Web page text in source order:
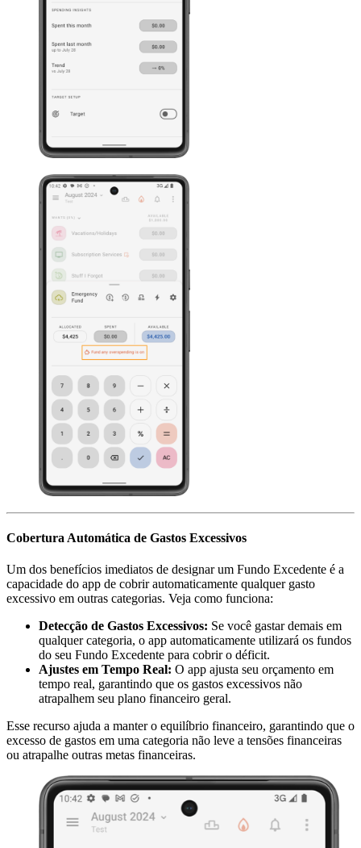
Cobertura Automática de Gastos Excessivos
Um dos benefícios imediatos de designar um Fundo Excedente é a
capacidade do app de cobrir automaticamente qualquer gasto
excessivo em outras categorias. Veja como funciona:
Detecção de Gastos Excessivos: Se você gastar demais em
qualquer categoria, o app automaticamente utilizará os fundos
do seu Fundo Excedente para cobrir o déficit.
Ajustes em Tempo Real: O app ajusta seu orçamento em
tempo real, garantindo que os gastos excessivos não
atrapalhem seu plano financeiro geral.
Esse recurso ajuda a manter o equilíbrio financeiro, garantindo que o
excesso de gastos em uma categoria não leve a tensões financeiras
ou atrapalhe outras metas financeiras.